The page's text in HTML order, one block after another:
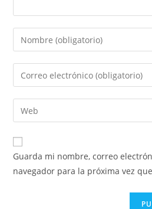
Guarda mi nombre, correo
navegador para la próxima vez